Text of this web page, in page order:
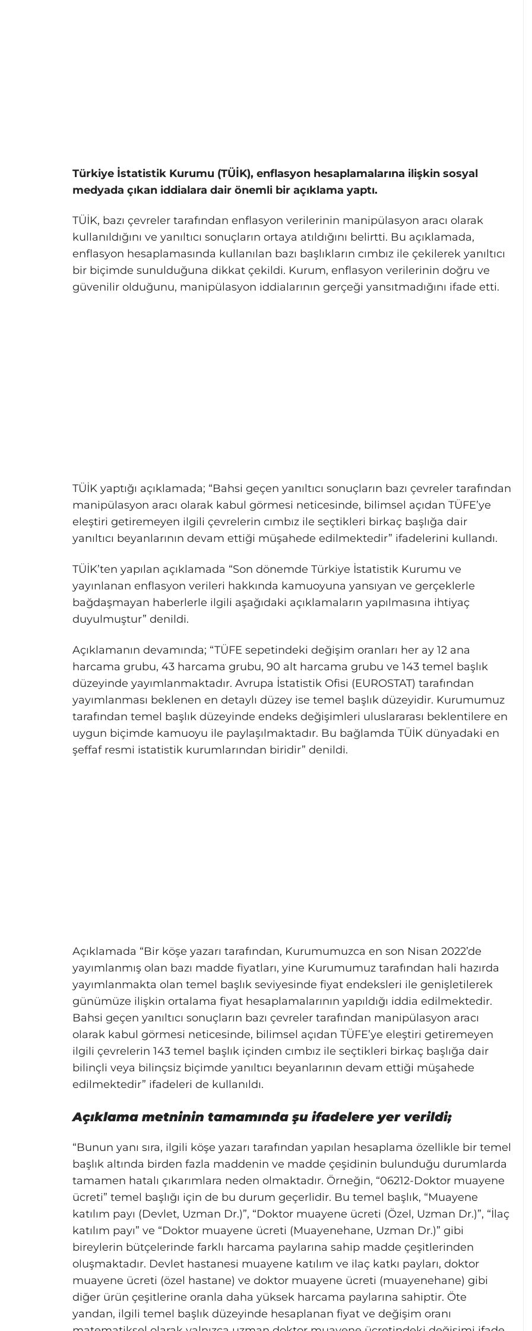
Türkiye İstatistik Kurumu (TÜİK), enflasyon hesaplamalarına ilişkin sosyal
medyada çıkan iddialara dair önemli bir açıklama yaptı.
TÜİK, bazı çevreler tarafından enflasyon verilerinin manipülasyon aracı olarak
kullanıldığını ve yanıltıcı sonuçların ortaya atıldığını belirtti. Bu açıklamada,
enflasyon hesaplamasında kullanılan bazı başlıkların cımbız ile çekilerek yanıltıcı
bir biçimde sunulduğuna dikkat çekildi. Kurum, enflasyon verilerinin doğru ve
güvenilir olduğunu, manipülasyon iddialarının gerçeği yansıtmadığını ifade etti.
TÜİK yaptığı açıklamada; “Bahsi geçen yanıltıcı sonuçların bazı çevreler tarafından
manipülasyon aracı olarak kabul görmesi neticesinde, bilimsel açıdan TÜFE’ye
eleştiri getiremeyen ilgili çevrelerin cımbız ile seçtikleri birkaç başlığa dair
yanıltıcı beyanlarının devam ettiği müşahede edilmektedir” ifadelerini kullandı.
TÜİK’ten yapılan açıklamada “Son dönemde Türkiye İstatistik Kurumu ve
yayınlanan enflasyon verileri hakkında kamuoyuna yansıyan ve gerçeklerle
bağdaşmayan haberlerle ilgili aşağıdaki açıklamaların yapılmasına ihtiyaç
duyulmuştur” denildi.
Açıklamanın devamında; “TÜFE sepetindeki değişim oranları her ay 12 ana
harcama grubu, 43 harcama grubu, 90 alt harcama grubu ve 143 temel başlık
düzeyinde yayımlanmaktadır. Avrupa İstatistik Ofisi (EUROSTAT) tarafından
yayımlanması beklenen en detaylı düzey ise temel başlık düzeyidir. Kurumumuz
tarafından temel başlık düzeyinde endeks değişimleri uluslararası beklentilere en
uygun biçimde kamuoyu ile paylaşılmaktadır. Bu bağlamda TÜİK dünyadaki en
şeffaf resmi istatistik kurumlarından biridir” denildi.
Açıklamada “Bir köşe yazarı tarafından, Kurumumuzca en son Nisan 2022’de
yayımlanmış olan bazı madde fiyatları, yine Kurumumuz tarafından hali hazırda
yayımlanmakta olan temel başlık seviyesinde fiyat endeksleri ile genişletilerek
günümüze ilişkin ortalama fiyat hesaplamalarının yapıldığı iddia edilmektedir.
Bahsi geçen yanıltıcı sonuçların bazı çevreler tarafından manipülasyon aracı
olarak kabul görmesi neticesinde, bilimsel açıdan TÜFE’ye eleştiri getiremeyen
ilgili çevrelerin 143 temel başlık içinden cımbız ile seçtikleri birkaç başlığa dair
bilinçli veya bilinçsiz biçimde yanıltıcı beyanlarının devam ettiği müşahede
edilmektedir” ifadeleri de kullanıldı.
Açıklama metninin tamamında şu ifadelere yer verildi;
“Bunun yanı sıra, ilgili köşe yazarı tarafından yapılan hesaplama özellikle bir temel
başlık altında birden fazla maddenin ve madde çeşidinin bulunduğu durumlarda
tamamen hatalı çıkarımlara neden olmaktadır. Örneğin, “06212-Doktor muayene
ücreti” temel başlığı için de bu durum geçerlidir. Bu temel başlık, “Muayene
katılım payı (Devlet, Uzman Dr.)”, “Doktor muayene ücreti (Özel, Uzman Dr.)”, “İlaç
katılım payı” ve “Doktor muayene ücreti (Muayenehane, Uzman Dr.)” gibi
bireylerin bütçelerinde farklı harcama paylarına sahip madde çeşitlerinden
oluşmaktadır. Devlet hastanesi muayene katılım ve ilaç katkı payları, doktor
muayene ücreti (özel hastane) ve doktor muayene ücreti (muayenehane) gibi
diğer ürün çeşitlerine oranla daha yüksek harcama paylarına sahiptir. Öte
yandan, ilgili temel başlık düzeyinde hesaplanan fiyat ve değişim oranı